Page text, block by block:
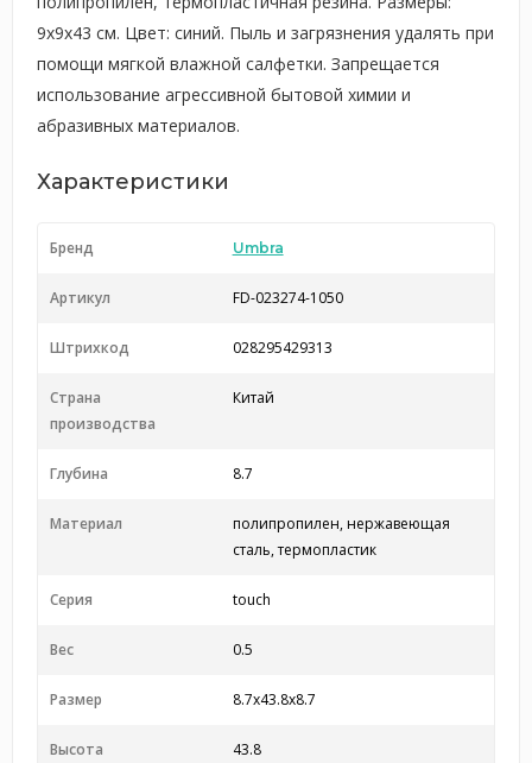
9х9х43 см. Цвет: синий. Пыль и загрязнения удалять при
помощи мягкой влажной салфетки. Запрещается
использование агрессивной бытовой химии и
абразивных материалов.
Характеристики
Бренд Umbra
Артикул FD-023274-1050
Штрихкод 028295429313
Страна
производства
Китай
Глубина 8.7
Материал
полипропилен, нержавеющая
сталь, термопластик
Серия touch
Вес 0.5
Размер 8.7x43.8x8.7
Высота 43.8